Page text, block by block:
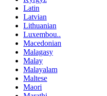
Latin
Latvian
Lithuanian
Luxembou..
Macedonian
Malagasy
Malay
Malayalam
Maltese
Maori